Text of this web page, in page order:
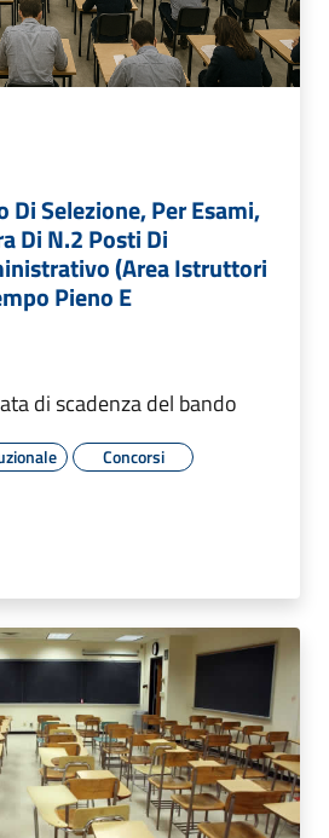
Di Selezione, Per Esami,
Di N.2 Posti Di
(Area Istruttori
Pieno E
di scadenza del bando
Concorsi